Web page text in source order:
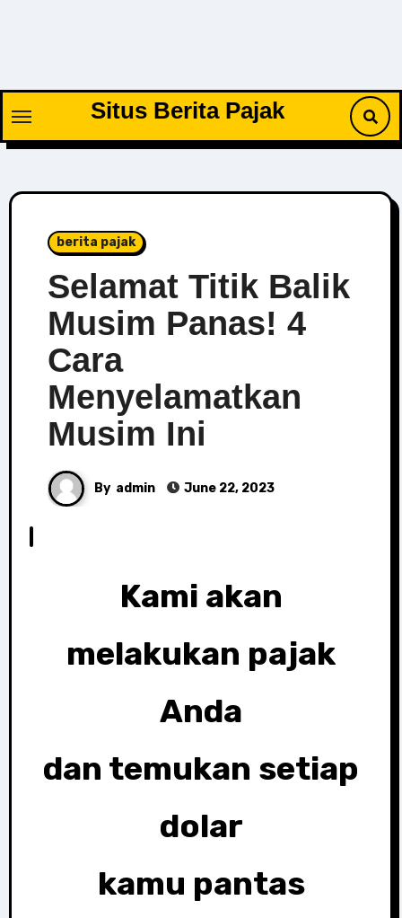
Situs Berita Pajak
berita pajak
Selamat Titik Balik
Musim Panas! 4
Cara
Menyelamatkan
Musim Ini
By admin June 22, 2023
Kami akan
melakukan pajak
Anda
dan temukan setiap
dolar
kamu pantas